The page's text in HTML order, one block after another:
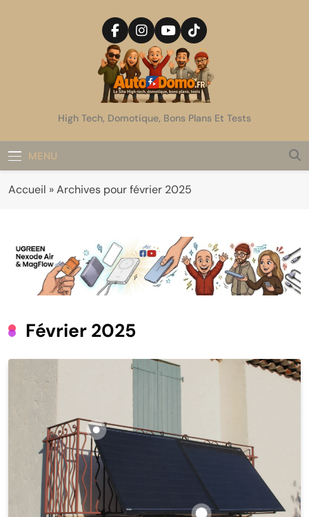
AutoDomo
High Tech, Domotique, Bons Plans Et Tests
MENU
Accueil »Archives pour février 2025
Février 2025